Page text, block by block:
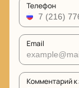
Телефон
Email
Комментарий к